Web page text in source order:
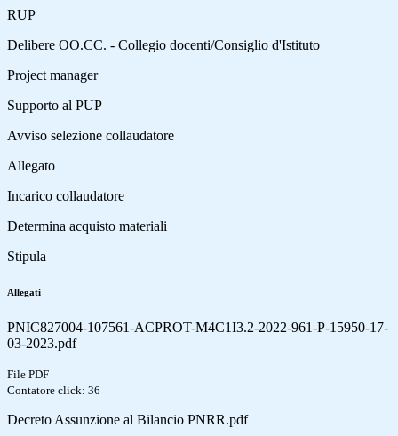
RUP
Delibere OO.CC. - Collegio docenti/Consiglio d'Istituto
Project manager
Supporto al PUP
Avviso selezione collaudatore
Allegato
Incarico collaudatore
Determina acquisto materiali
Stipula
Allegati
PNIC827004-107561-ACPROT-M4C1I3.2-2022-961-P-15950-17-
03-2023.pdf
File PDF
Contatore click: 36
Decreto Assunzione al Bilancio PNRR.pdf